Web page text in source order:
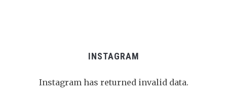
INSTAGRAM
Instagram has returned invalid data.